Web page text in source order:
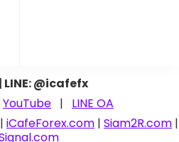
LINE: @icafefx
YouTube |
LINE OA
| iCafeForex.com | Siam2R.com |